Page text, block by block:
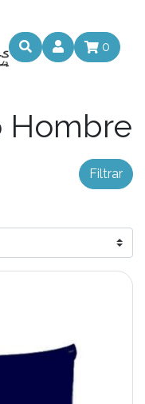
0
Hombre
Filtrar